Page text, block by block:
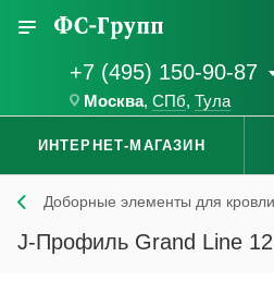
+7 (495) 150-90-87
Москва, СПб, Тула
ИНТЕРНЕТ-МАГАЗИН
Доборные элементы для кровли
J-Профиль Grand Line